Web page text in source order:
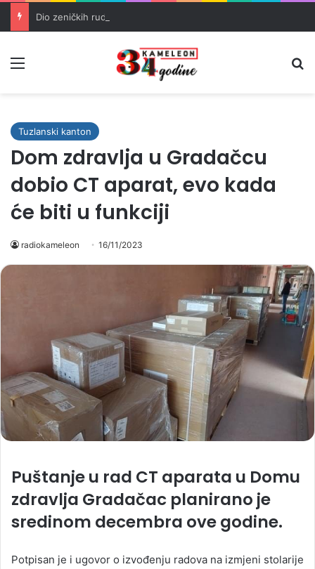
Tuzlanski kanton
Dom zdravlja u Gradačcu
dobio CT aparat, evo kada
će biti u funkciji
radiokameleon 16/11/2023
Puštanje u rad CT aparata u Domu
zdravlja Gradačac planirano je
sredinom decembra ove godine.
Potpisan je i ugovor o izvođenju radova na izmjeni stolarije